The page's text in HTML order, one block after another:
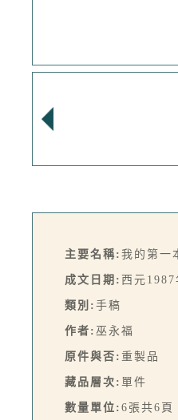
主要名稱: 我的第一
成文日期: 西元1987
類別: 手稿
作者: 巫永福
原件與否: 重製品
藏品層次: 單件
數量單位: 6張共6頁